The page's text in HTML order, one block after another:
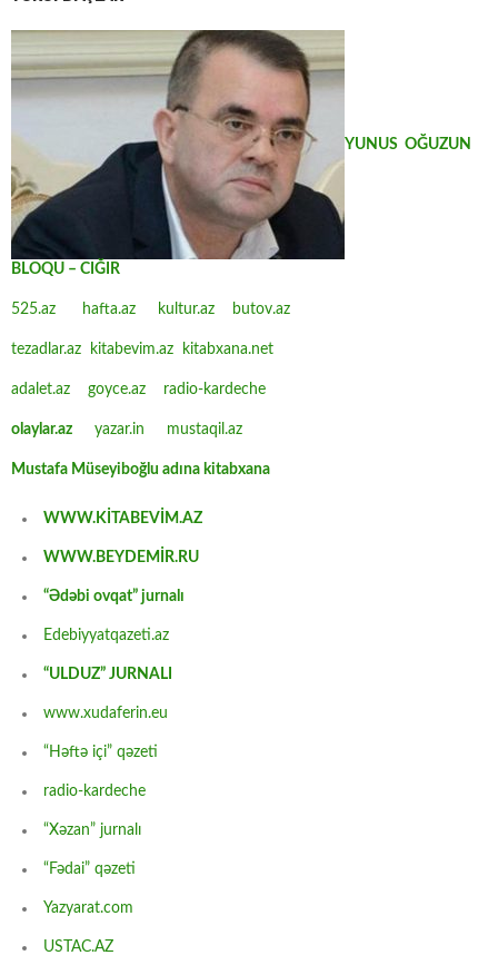
YUNUS OĞUZUN
BLOQU – CIĞIR
525.az hafta.az kultur.az butov.az
tezadlar.az kitabevim.az kitabxana.net
adalet.az goyce.az radio-kardeche
olaylar.az yazar.in mustaqil.az
Mustafa Müseyiboğlu adına kitabxana
WWW.KİTABEVİM.AZ
WWW.BEYDEMİR.RU
“Ədəbi ovqat” jurnalı
Edebiyyatqazeti.az
“ULDUZ” JURNALI
www.xudaferin.eu
“Həftə içi” qəzeti
radio-kardeche
“Xəzan” jurnalı
“Fədai” qəzeti
Yazyarat.com
USTAC.AZ